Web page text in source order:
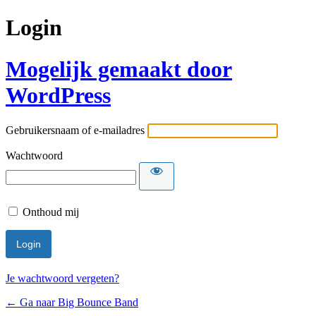
Login
Mogelijk gemaakt door
WordPress
Gebruikersnaam of e-mailadres
Wachtwoord
Onthoud mij
Je wachtwoord vergeten?
← Ga naar Big Bounce Band